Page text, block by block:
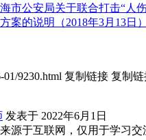
市公安局关于联合打击“人
案的说明（2018年3月13日）
01/9230.html 复制链接 复制链
发表于 2022年6月1日
源于互联网，仅用于学习